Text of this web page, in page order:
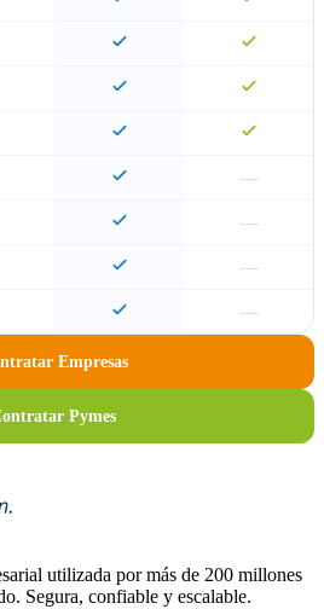
—
—
—
—
Empresas
Pymes
utilizada por más de 200 millones
Segura, confiable y escalable.